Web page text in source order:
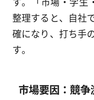
整理すると、自社
確になり、打ち手
す。
市場要因：競